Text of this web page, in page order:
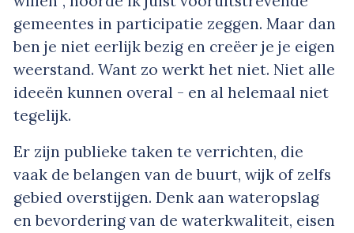
gemeentes in participatie zeggen. Maar dan
ben je niet eerlijk bezig en creëer je je eigen
weerstand. Want zo werkt het niet. Niet alle
ideeën kunnen overal - en al helemaal niet
tegelijk.
Er zijn publieke taken te verrichten, die
vaak de belangen van de buurt, wijk of zelfs
gebied overstijgen. Denk aan wateropslag
en bevordering van de waterkwaliteit, eisen